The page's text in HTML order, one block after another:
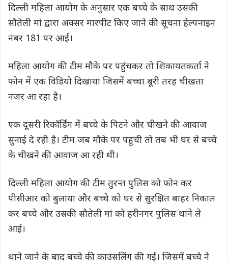
दिल्ली महिला आयोग के अनुसार एक बच्चे के साथ उसकी
सौतेली मां द्वारा अक्सर मारपीट किए जाने की सूचना हेल्पनाइन
नंबर 181 पर आई।
महिला आयोग की टीम मौके पर पहुंचकर तो शिकायतकर्ता ने
फोन में एक विडियो दिखाया जिसमें बच्चा बूरी तरह चीखता
नजर आ रहा है।
एक दूसरी रिकॉर्डिंग में बच्चे के पिटने और चीखने की आवाज
सुनाई दे रही है। टीम जब मौके पर पहुंची तो तब भी घर से बच्चे
के चीखने की आवाज आ रही थी।
दिल्ली महिला आयोग की टीम तुरन्त पुलिस को फोन कर
पीसीआर को बुलाया और बच्चे को घर से सुरक्षित बाहर निकाल
कर बच्चे और उसकी सौतेली मां को हरीनगर पुलिस थाने ले
आई।
थाने जाने के बाद बच्चे की काउंसलिंग की गई। जिसमें बच्चे ने